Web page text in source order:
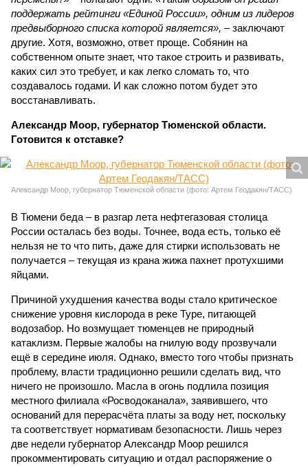
поддержать рейтинги «Единой России», одним из лидеров
предвыборного списка которой является», – заключают
другие. Хотя, возможно, ответ проще. Собянин на
собственном опыте знает, что такое строить и развивать,
каких сил это требует, и как легко сломать то, что
создавалось годами. И как сложно потом будет это
восстанавливать.
Александр Моор, губернатор Тюменской области.
Готовится к отставке?
Александр Моор, губернатор Тюменской области (фото: Артем Геодакян/ТАСС)
В Тюмени беда – в разгар лета нефтегазовая столица
России осталась без воды. Точнее, вода есть, только её
нельзя не то что пить, даже для стирки использовать не
получается – текущая из крана жижа пахнет протухшими
яйцами.
Причиной ухудшения качества воды стало критическое
снижение уровня кислорода в реке Туре, питающей
водозабор. Но возмущает тюменцев не природный
катаклизм. Первые жалобы на гнилую воду прозвучали
ещё в середине июля. Однако, вместо того чтобы признать
проблему, власти традиционно решили сделать вид, что
ничего не произошло. Масла в огонь подлила позиция
местного филиала «Росводоканала», заявившего, что
оснований для перерасчёта платы за воду нет, поскольку
та соответствует нормативам безопасности. Лишь через
две недели губернатор Александр Моор решился
прокомментировать ситуацию и отдал распоряжение о